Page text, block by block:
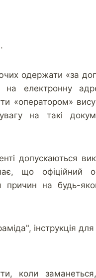
одержати «за
на електронну
«оператором»
на такі
допускаються
що офіційний
на будь-
коли